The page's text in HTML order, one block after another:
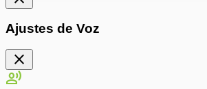
Ajustes de Voz
close
record_voice_over